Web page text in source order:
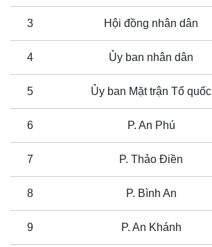
3 Hội đồng nhân dân
4 Ủy ban nhân dân
5 Ủy ban Mặt trận Tổ quốc
6 P. An Phú
7 P. Thảo Điền
8 P. Bình An
9 P. An Khánh